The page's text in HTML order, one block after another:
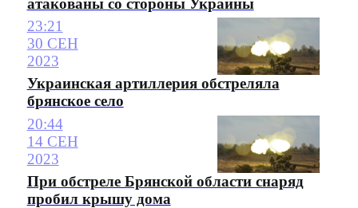
атакованы со стороны Украины
23:21
30 СЕН
2023
Украинская артиллерия обстреляла
брянское село
20:44
14 СЕН
2023
При обстреле Брянской области снаряд
пробил крышу дома